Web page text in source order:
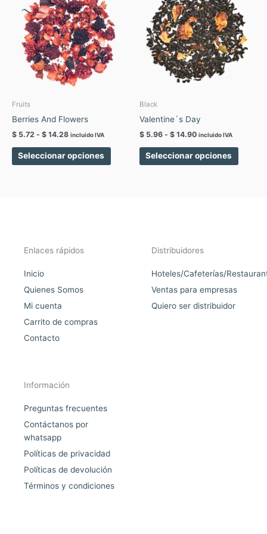
Fruits
Berries And Flowers
$ 5.72 - $ 14.28
desde
$ 5.72
hasta
$ 14.28
incluido IVA
Seleccionar opciones
múltiples
variantes.
Las
opciones
producto
Black
Valentine´s Day
$ 5.96 - $ 14.90
desde
$ 5.96
hasta
$ 14.90
incluido IVA
Seleccionar opciones
tiene
Las
Enlaces rápidos
Inicio
Quienes Somos
Mi cuenta
Carrito de compras
Contacto
Distribuidores
Hoteles/Cafeterías/
Ventas para empresas
Quiero ser distribuidor
Información
Preguntas frecuentes
Contáctanos por
whatsapp
Políticas de privacidad
Políticas de devolución
Términos y condiciones